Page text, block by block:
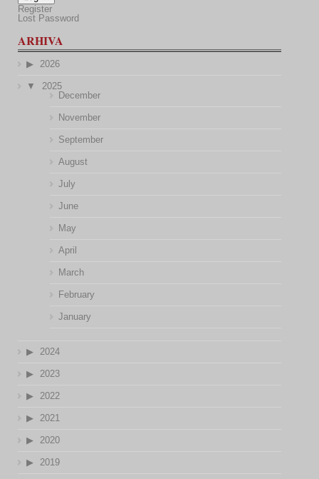
Register
Lost Password
ARHIVA
2026
2025
December
November
September
August
July
June
May
April
March
February
January
2024
2023
2022
2021
2020
2019